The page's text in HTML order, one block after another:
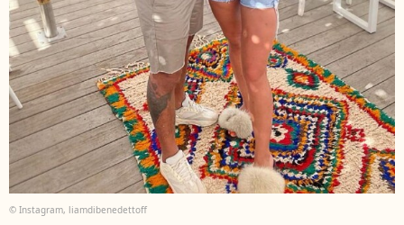
© Instagram, liamdibenedettoff